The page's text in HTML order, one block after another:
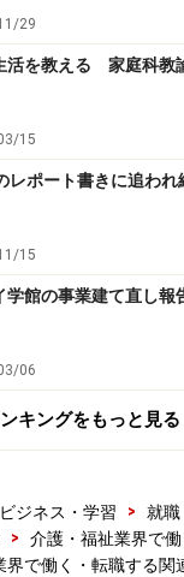
29
活を教える 家庭科教
15
レポート書きに追われ
15
学館の事業建て直し報
06
キングをもっと見る
ビジネス・学習 > 就職
> 介護・福祉業界で
界で働く・転職する関